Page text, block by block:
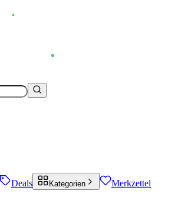
Deals Kategorien Merkzettel